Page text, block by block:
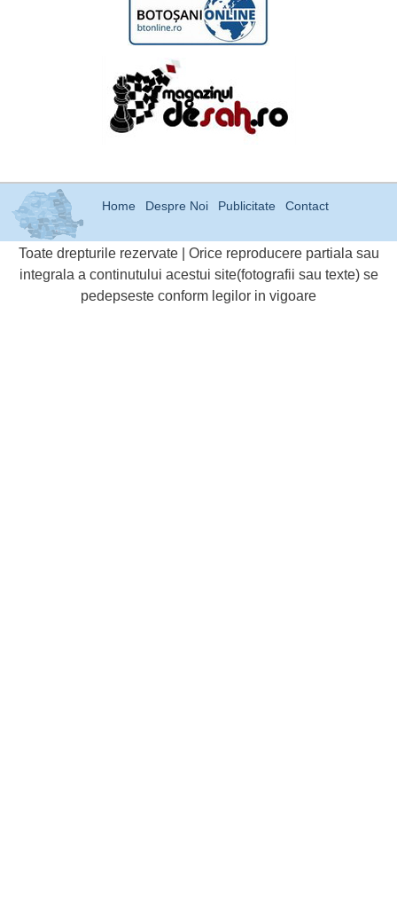
Home Despre Noi Publicitate Contact
Toate drepturile rezervate | Orice reproducere partiala sau
integrala a continutului acestui site(fotografii sau texte) se
pedepseste conform legilor in vigoare